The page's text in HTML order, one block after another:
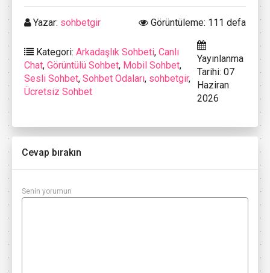
Yazar: sohbetgir Görüntüleme: 111 defa
Kategori: Arkadaşlık Sohbeti, Canlı
Chat, Görüntülü Sohbet, Mobil Sohbet,
Sesli Sohbet, Sohbet Odaları, sohbetgir,
Ücretsiz Sohbet
Yayınlanma
Tarihi: 07
Haziran
2026
Cevap bırakın
Senin yorumun